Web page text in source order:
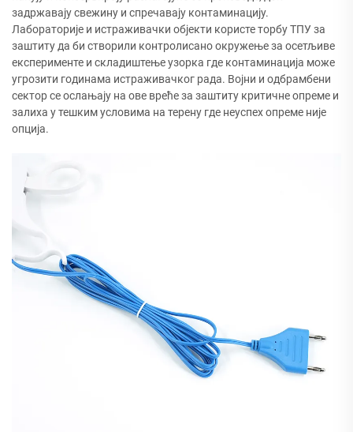
задржавају свежину и спречавају контаминацију.
Лабораторије и истраживачки објекти користе торбу ТПУ за
заштиту да би створили контролисано окружење за осетљиве
експерименте и складиштење узорка где контаминација може
угрозити годинама истраживачког рада. Војни и одбрамбени
сектор се ослањају на ове вреће за заштиту критичне опреме и
залиха у тешким условима на терену где неуспех опреме није
опција.